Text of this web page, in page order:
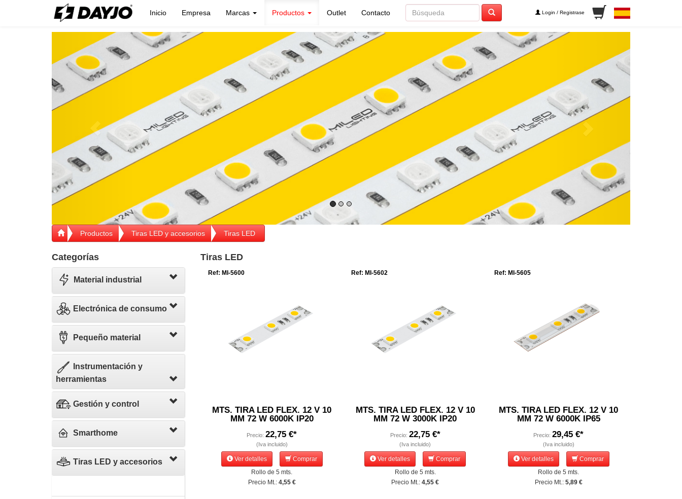
Inicio Empresa Marcas Productos Outlet Contacto Login / Registrase
Previous
Productos Tiras LED y accesorios Tiras LED
Categorías
Material industrial
Electrónica de consumo
Pequeño material
Instrumentación y
herramientas
Gestión y control
Smarthome
Tiras LED y accesorios
Tiras LED
Ref: MI-5600
MTS. TIRA LED FLEX. 12 V 10
MM 72 W 6000K IP20
Precio:22,75 €*
(Iva incluido)
Ver detalles
Comprar
Rollo de 5 mts.
Precio Mt.: 4,55 €
Ref: MI-5602
MTS. TIRA LED FLEX. 12 V 10
MM 72 W 3000K IP20
Precio: 22,75 €*
(Iva incluido)
Ver detalles
Comprar
Rollo de 5 mts.
Precio Mt.:4,55 €
Ref: MI-5605
MTS. TIRA LED FLEX. 12 V 10
MM 72 W 6000K IP65
Precio:29,45 €*
(Iva incluido)
Ver detalles
Comprar
Rollo de 5 mts.
Precio Mt.: 5,89 €